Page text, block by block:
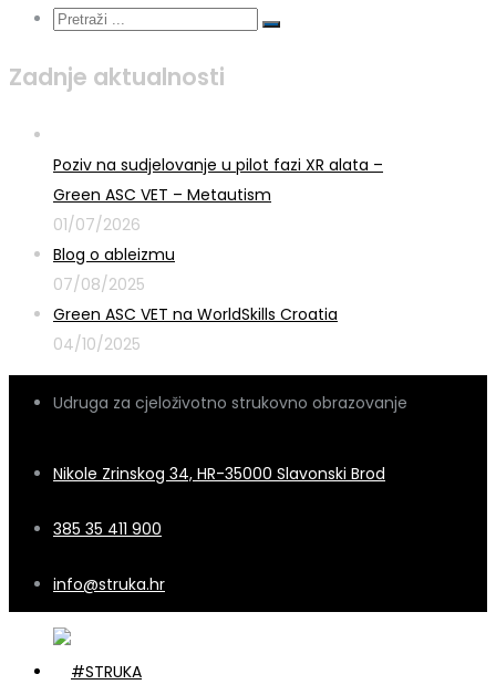
Zadnje aktualnosti
Poziv na sudjelovanje u pilot fazi XR alata –
Green ASC VET – Metautism
01/07/2026
Blog o ableizmu
07/08/2025
Green ASC VET na WorldSkills Croatia
04/10/2025
Udruga za cjeloživotno strukovno obrazovanje
Nikole Zrinskog 34, HR-35000 Slavonski Brod
385 35 411 900
info@struka.hr